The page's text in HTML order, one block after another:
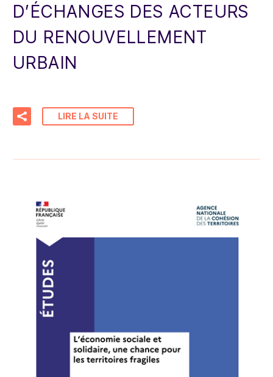
D’ÉCHANGES DES ACTEURS
DU RENOUVELLEMENT
URBAIN
LIRE LA SUITE